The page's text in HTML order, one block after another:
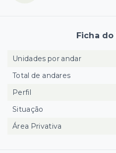
Ficha
Unidades por andar
Total de andares
Perfil
Situação
Área Privativa